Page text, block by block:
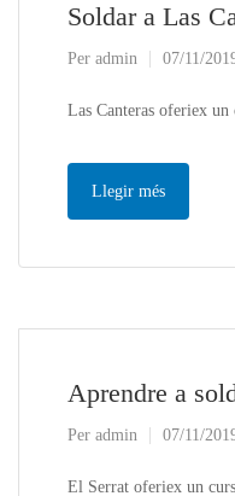
Soldar a Las
Per admin 07/11/
Las Canteras oferiex un
Llegir més
Aprendre a
Per admin 07/11/
El Serrat oferiex un